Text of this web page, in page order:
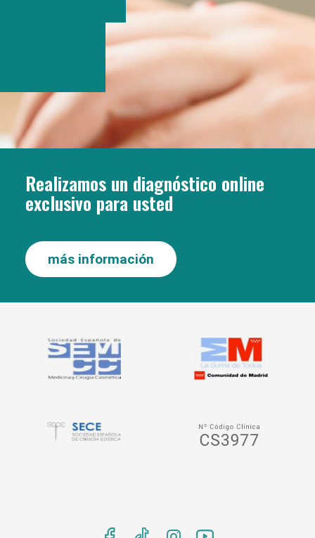
Realizamos un diagnóstico online
exclusivo para usted
más información